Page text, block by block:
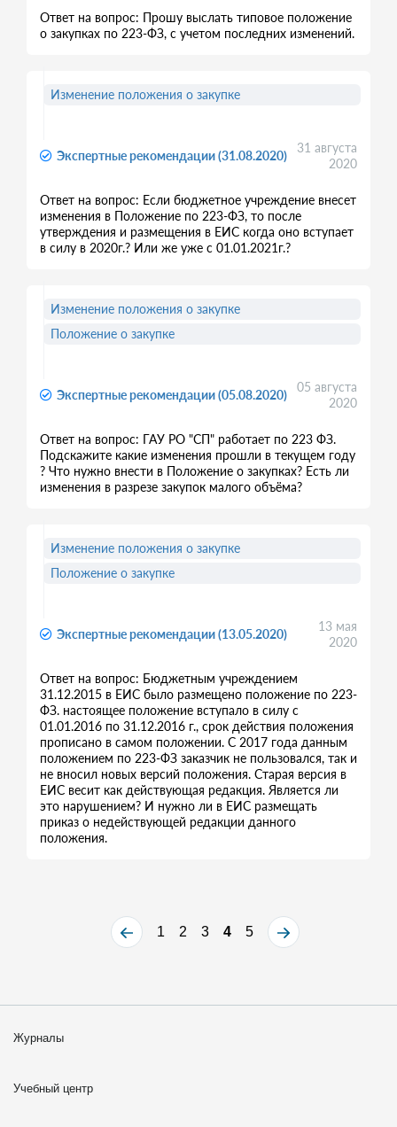
Ответ на вопрос: Прошу выслать типовое положение
о закупках по 223-ФЗ, с учетом последних изменений.
Экспертные рекомендации (31.08.2020)
31 августа
2020
Ответ на вопрос: Если бюджетное учреждение внесет
изменения в Положение по 223-ФЗ, то после
утверждения и размещения в ЕИС когда оно вступает
в силу в 2020г.? Или же уже с 01.01.2021г.?
Изменение положения о закупке
Экспертные рекомендации (05.08.2020)
05 августа
2020
Ответ на вопрос: ГАУ РО "СП" работает по 223 ФЗ.
Подскажите какие изменения прошли в текущем году
? Что нужно внести в Положение о закупках? Есть ли
изменения в разрезе закупок малого объёма?
Изменение положения о закупке
Положение о закупке
Экспертные рекомендации (13.05.2020)
13 мая
2020
Ответ на вопрос: Бюджетным учреждением
31.12.2015 в ЕИС было размещено положение по 223-
ФЗ. настоящее положение вступало в силу с
01.01.2016 по 31.12.2016 г., срок действия положения
прописано в самом положении. С 2017 года данным
положением по 223-ФЗ заказчик не пользовался, так и
не вносил новых версий положения. Старая версия в
ЕИС весит как действующая редакция. Является ли
это нарушением? И нужно ли в ЕИС размещать
приказ о недействующей редакции данного
положения.
Изменение положения о закупке
Положение о закупке
1 2 3 4 5
Журналы
Учебный центр